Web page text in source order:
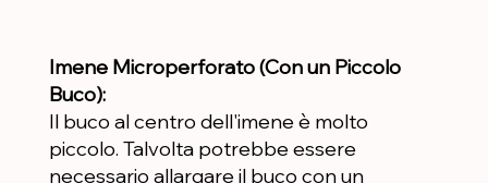
Imene Microperforato (Con un Piccolo
Buco):
Il buco al centro dell'imene è molto
piccolo. Talvolta potrebbe essere
necessario allargare il buco con un